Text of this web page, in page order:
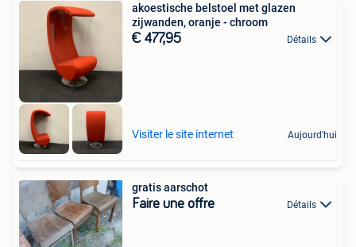
akoestische belstoel met glazen
zijwanden, oranje - chroom
€ 477,95 Détails
Visiter le site internet Aujourd'hui
gratis aarschot
Faire une offre Détails